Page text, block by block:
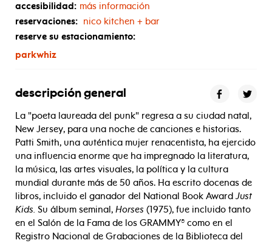
accesibilidad: más información
reservaciones: nico kitchen + bar
reserve su estacionamiento:
parkwhiz
descripción general
La "poeta laureada del punk" regresa a su ciudad natal,
New Jersey, para una noche de canciones e historias.
Patti Smith, una auténtica mujer renacentista, ha ejercido
una influencia enorme que ha impregnado la literatura,
la música, las artes visuales, la política y la cultura
mundial durante más de 50 años. Ha escrito docenas de
libros, incluido el ganador del National Book Award Just
Kids. Su álbum seminal, Horses (1975), fue incluido tanto
en el Salón de la Fama de los GRAMMY® como en el
Registro Nacional de Grabaciones de la Biblioteca del